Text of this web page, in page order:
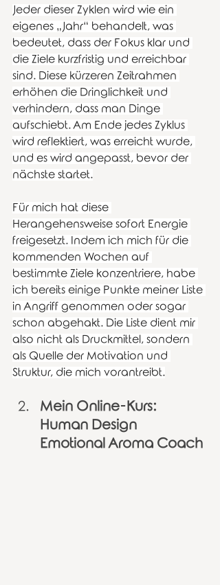
Jeder dieser Zyklen wird wie ein
eigenes „Jahr“ behandelt, was
bedeutet, dass der Fokus klar und
die Ziele kurzfristig und erreichbar
sind. Diese kürzeren Zeitrahmen
erhöhen die Dringlichkeit und
verhindern, dass man Dinge
aufschiebt. Am Ende jedes Zyklus
wird reflektiert, was erreicht wurde,
und es wird angepasst, bevor der
nächste startet.
Für mich hat diese
Herangehensweise sofort Energie
freigesetzt. Indem ich mich für die
kommenden Wochen auf
bestimmte Ziele konzentriere, habe
ich bereits einige Punkte meiner Liste
in Angriff genommen oder sogar
schon abgehakt. Die Liste dient mir
also nicht als Druckmittel, sondern
als Quelle der Motivation und
Struktur, die mich vorantreibt.
Mein Online-Kurs:
Human Design
Emotional Aroma Coach